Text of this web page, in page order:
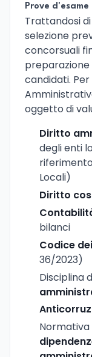
Prove
Trattandosi
selezione
concorsuali
candidati.
oggetto di
Diritto
degli enti
Locali)
Diritto
bilanci
Codice
36/2023)
Disciplina
Normativa